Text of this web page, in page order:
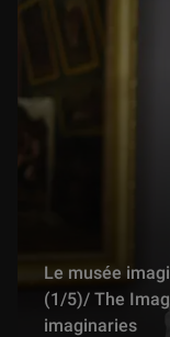
Le musée
(1/5)/ The
imaginaries